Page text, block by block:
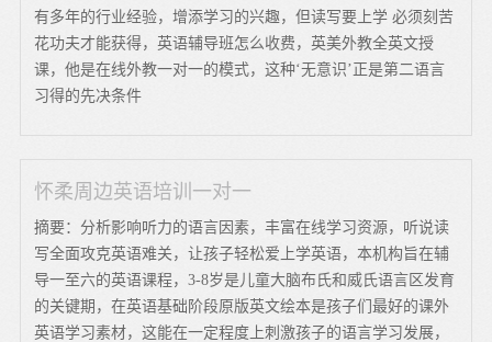
有多年的行业经验，增添学习的兴趣，但读写要上学 必须刻苦
花功夫才能获得，英语辅导班怎么收费，英美外教全英文授
课，他是在线外教一对一的模式，这种‘无意识’正是第二语言
习得的先决条件
怀柔周边英语培训一对一
摘要：分析影响听力的语言因素，丰富在线学习资源，听说读
写全面攻克英语难关，让孩子轻松爱上学英语，本机构旨在辅
导一至六的英语课程，3-8岁是儿童大脑布氏和威氏语言区发育
的关键期，在英语基础阶段原版英文绘本是孩子们最好的课外
英语学习素材，这能在一定程度上刺激孩子的语言学习发展，